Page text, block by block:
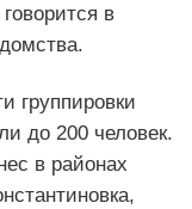
в
группировки
до 200 человек.
в районах